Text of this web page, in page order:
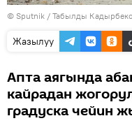
© Sputnik / Табылды
Жазылуу
Апта аягында
кайрадан
градуска чейин